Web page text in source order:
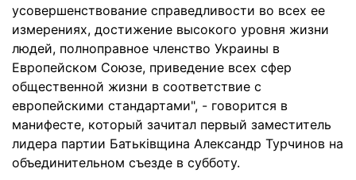
усовершенствование справедливости во всех ее
измерениях, достижение высокого уровня жизни
людей, полноправное членство Украины в
Европейском Союзе, приведение всех сфер
общественной жизни в соответствие с
европейскими стандартами", - говорится в
манифесте, который зачитал первый заместитель
лидера партии Батьківщина Александр Турчинов на
объединительном съезде в субботу.